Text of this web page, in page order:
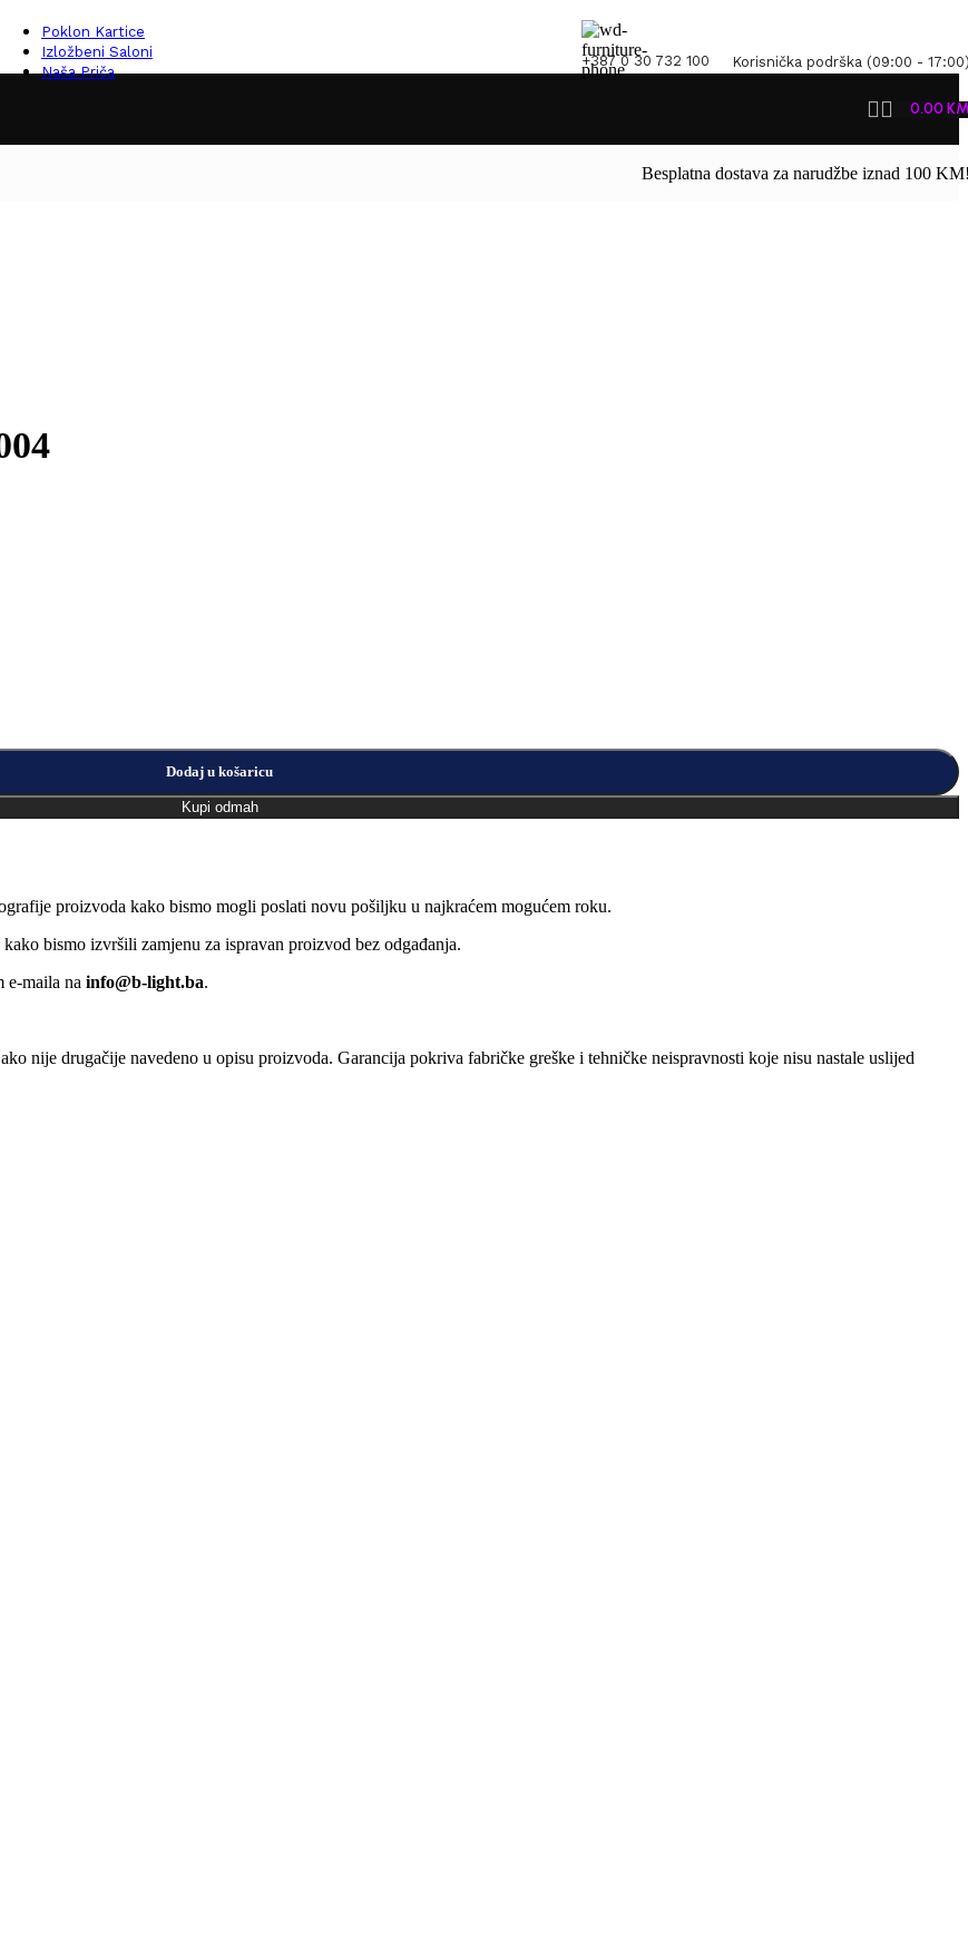
Poklon Kartice
Izložbeni Saloni
Naša Priča
+387 0 30 732 100 Korisnička podrška (09:00 -
0.00
Besplatna dostava za narudžbe iznad 100
Dodaj u košaricu
Kupi odmah
proizvoda kako bismo mogli poslati novu pošiljku u najkraćem mogućem roku.
bismo izvršili zamjenu za ispravan proizvod bez odgađanja.
e-maila na info@b-light.ba.
nije drugačije navedeno u opisu proizvoda. Garancija pokriva fabričke greške i tehničke neispravnosti koje nisu nastale uslijed